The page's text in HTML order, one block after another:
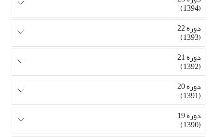
(1394)
دوره 22
(1393)
دوره 21
(1392)
دوره 20
(1391)
دوره 19
(1390)